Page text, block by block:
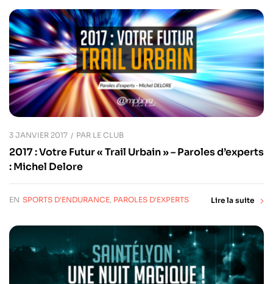
3 JANVIER 2017 PAR LE CLUB
2017 : Votre Futur « Trail Urbain » – Paroles d’experts
: Michel Delore
EN SPORTS D'ENDURANCE, PAROLES D'EXPERTS Lire la suite